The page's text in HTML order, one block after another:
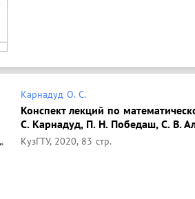
Карнадуд О. С.
Конспект лекций по
С. Карнадуд, П. Н. Победаш, С. В.
КузГТУ, 2020, 83 стр.